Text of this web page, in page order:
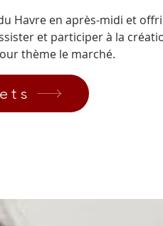
Havre en après-midi et
et participer à la
thème le marché.
sont closes